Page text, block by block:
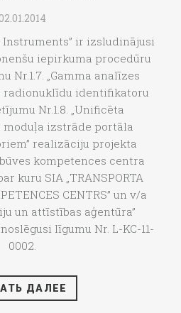
02.01.2014
ir izsludinājusi
iepirkuma procedūru
Nr.1.7. „Gamma analīzes
identifikatoru
Nr.1.8. „Unificēta
izstrāde portāla
realizāciju projekta
kompetences centra
kuru SIA „TRANSPORTA
CENTRS” un v/a
un attīstības aģentūra”
līgumu Nr. L-KC-11-
0002.
ДАЛЕЕ